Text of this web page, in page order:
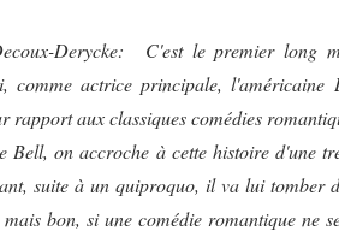
Derycke:
C'est le premier long
comme actrice principale,
rapport aux classiques comédies
Bell, on accroche à cette histoire d'une
suite à un quiproquo, il va lui tomber
bon, si une comédie romantique ne